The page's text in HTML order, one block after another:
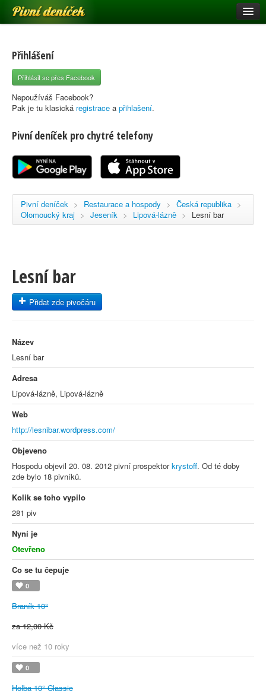
Pivní deníček
Pivní mapa
Pivní značky
Nápověda
Registrace
Přihlášení
Přihlásit se přes Facebook
Nepoužíváš Facebook?
Pak je tu klasická registrace a přihlašení.
Pivní deníček pro chytré telefony
Pivní deníček > Restaurace a hospody > Česká republika >
Olomoucký kraj > Jeseník > Lipová-lázně > Lesní bar
Lesní bar
Přidat zde pivočáru
Název
Lesní bar
Adresa
Lipová-lázně, Lipová-lázně
Web
http://lesnibar.wordpress.com/
Objeveno
Hospodu objevil 20. 08. 2012 pivní prospektorkrystoff. Od té doby
zde bylo 18 pivníků.
Kolik se toho vypilo
281 piv
Nyní je
Otevřeno
Co se tu čepuje
0
Braník 10°
za 12,00 Kč
více než 10 roky
0
Holba 10° Classic